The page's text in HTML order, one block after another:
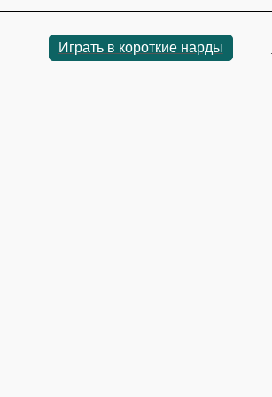
Играть в короткие нарды